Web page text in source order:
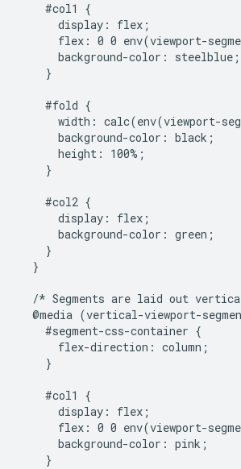
    #col1 {
      display: flex;
flex: 0 0 env(viewport-
      background-color: steelblue;
    }
    #fold {
width: calc(env(viewport-
      background-color: black;
      height: 100%;
    }
    #col2 {
      display: flex;
      background-color: green;
    }
  }
/* Segments are laid out
@media (vertical-viewport-
    #segment-css-container {
      flex-direction: column;
    }
    #col1 {
      display: flex;
flex: 0 0 env(viewport-
      background-color: pink;
    }